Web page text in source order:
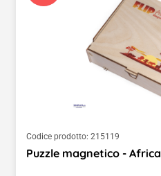
Codice prodotto: 215119
Puzzle magnetico - Africa